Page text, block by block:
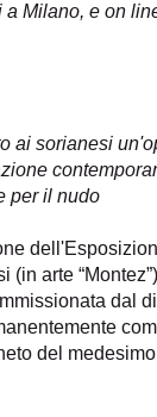
Milano, e on
ai sorianesi
per il nudo
(in arte
dal
del